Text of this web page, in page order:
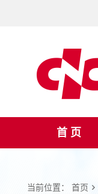
首 页
当前位置： 首页